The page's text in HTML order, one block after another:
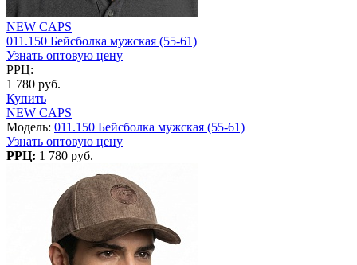
NEW CAPS
011.150 Бейсболка мужская (55-61)
Узнать оптовую цену
РРЦ:
1 780 руб.
Купить
NEW CAPS
Модель: 011.150 Бейсболка мужская (55-61)
Узнать оптовую цену
РРЦ: 1 780 руб.